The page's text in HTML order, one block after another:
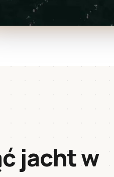
jacht w